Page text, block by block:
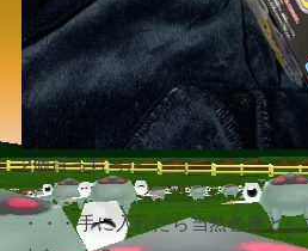
2個買っちった
・・・手に入れたら当然色廃と